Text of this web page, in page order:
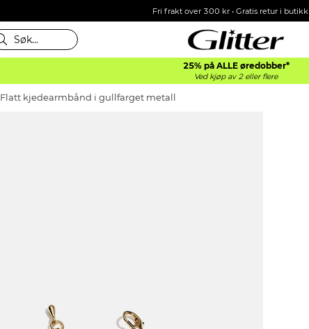
Fri frakt over 300 kr • Gratis retur i butikk
25% på ALLE øredobber*
Ved kjøp av 2 eller flere
Flatt kjedearmbånd i gullfarget metall